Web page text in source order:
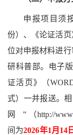
申报项目须
份）、《论证活
位对申报材料进
研科普部。电子
证活页》（
式）一并报送
网 ” （http://
间为2026年1月14日